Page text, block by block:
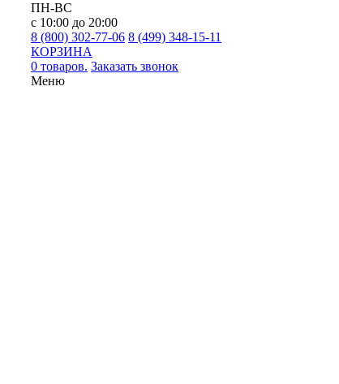
ПН-ВС
с 10:00 до 20:00
8 (800) 302-77-06 8 (499) 348-15-11
КОРЗИНА
0 товаров. Заказать звонок
Меню